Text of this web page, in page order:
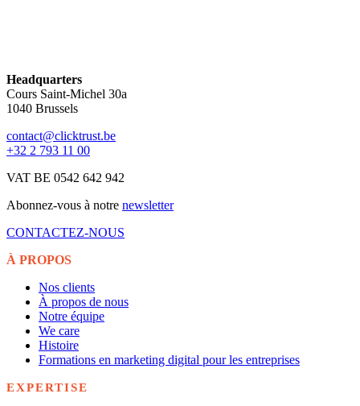
Headquarters
Cours Saint-Michel 30a
1040 Brussels
contact@clicktrust.be
+32 2 793 11 00
VAT BE 0542 642 942
Abonnez-vous à notre newsletter
CONTACTEZ-NOUS
À PROPOS
Nos clients
À propos de nous
Notre équipe
We care
Histoire
Formations en marketing digital pour les entreprises
EXPERTISE